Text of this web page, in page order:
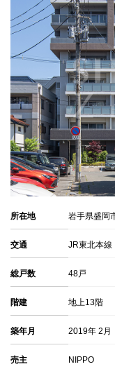
所在地 岩手県盛岡
交通 JR東北本線
総戸数 48戸
階建 地上13階
築年月 2019年 2月
売主 NIPPO